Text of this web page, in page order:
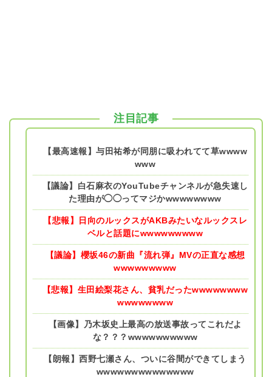
注目記事
【最高速報】与田祐希が同朋に吸われてて草wwww
www
【議論】白石麻衣のYouTubeチャンネルが急失速し
た理由が◯◯ってマジかwwwwwwww
【悲報】日向のルックスがAKBみたいなルックスレ
ベルと話題にwwwwwwwww
【議論】櫻坂46の新曲『流れ弾』MVの正直な感想
wwwwwwwww
【悲報】生田絵梨花さん、貧乳だったwwwwwwww
wwwwwwww
【画像】乃木坂史上最高の放送事故ってこれだよ
な？？？wwwwwwwwww
【朗報】西野七瀬さん、ついに谷間ができてしまう
wwwwwwwwwwwwww